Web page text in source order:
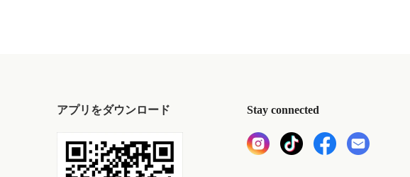
アプリをダウンロード Stay connected